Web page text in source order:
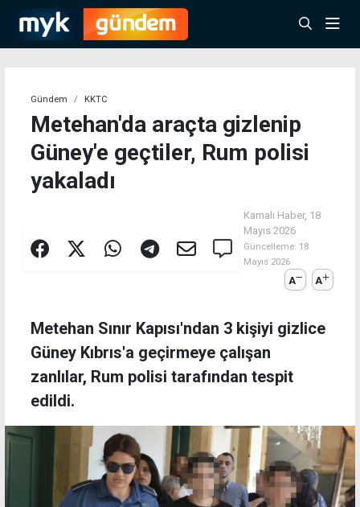
Gündem KKTC
Metehan'da araçta gizlenip
Güney'e geçtiler, Rum polisi
yakaladı
Kamalı Haber, 18
Mayıs 2026
Güncelleme: 18
Mayıs 2026
A A
Metehan Sınır Kapısı'ndan 3 kişiyi gizlice
Güney Kıbrıs'a geçirmeye çalışan
zanlılar, Rum polisi tarafından tespit
edildi.